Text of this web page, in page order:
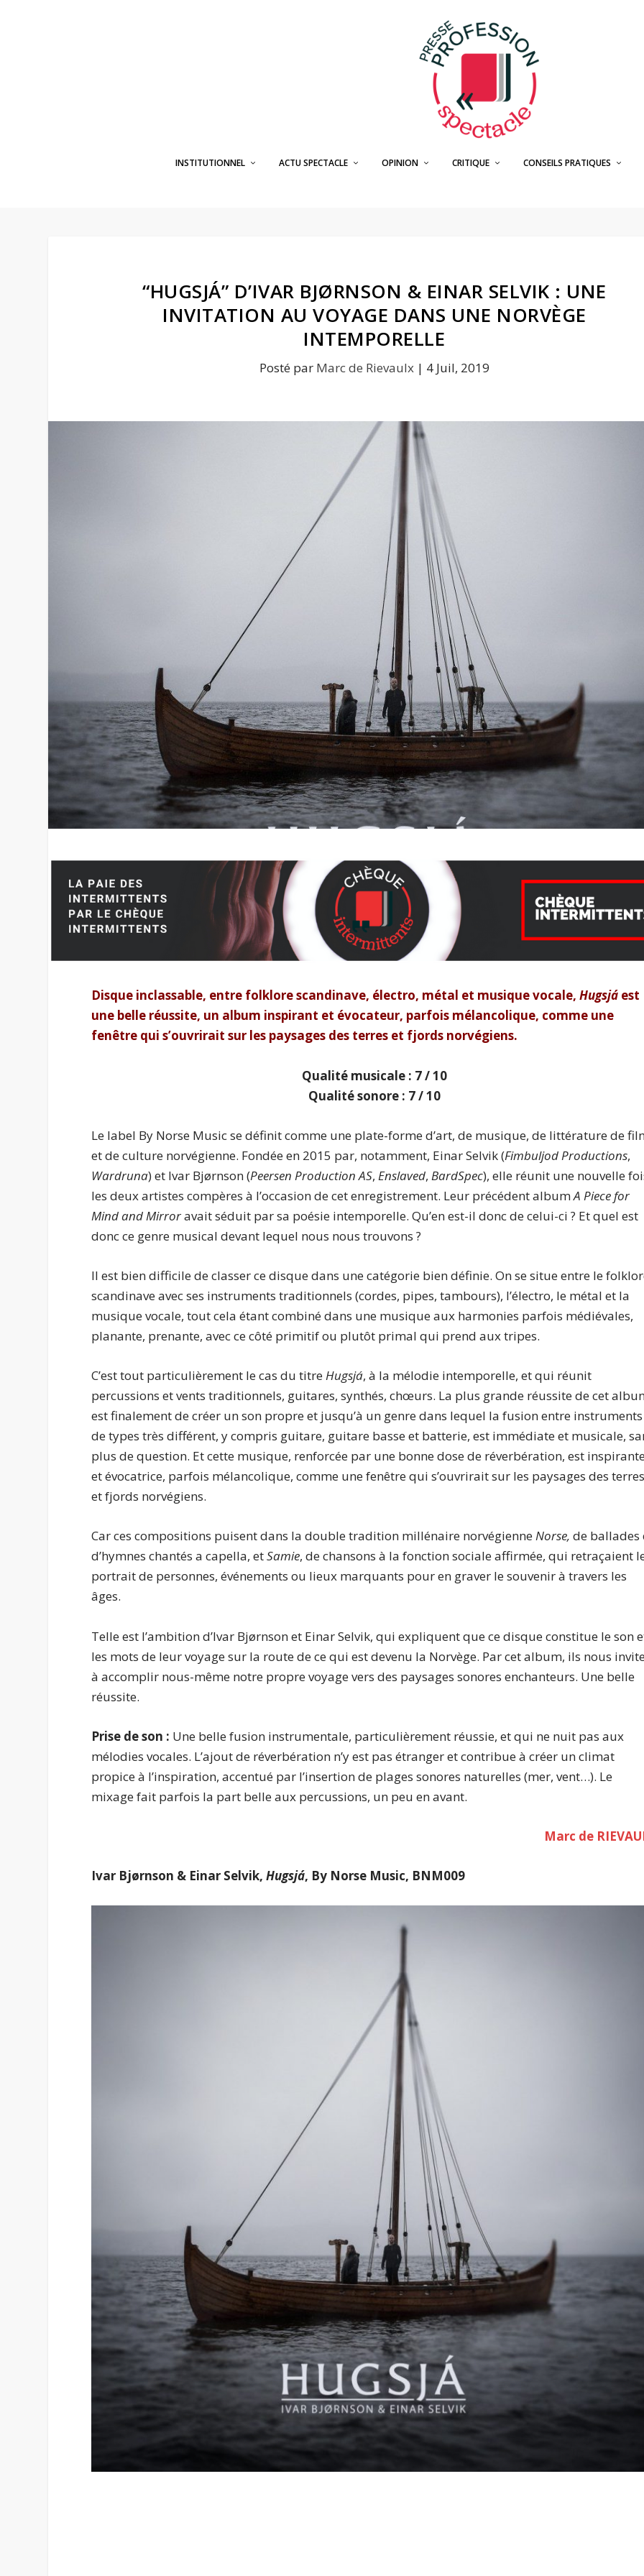
INSTITUTIONNEL ACTU SPECTACLE OPINION CRITIQUE CONSEILS PRATIQUES
“HUGSJÁ” D’IVAR BJØRNSON & EINAR SELVIK : UNE
INVITATION AU VOYAGE DANS UNE NORVÈGE
INTEMPORELLE
Posté par Marc de Rievaulx| 4 Juil, 2019
Disque inclassable, entre folklore scandinave, électro, métal et musique vocale,Hugsjá est
une belle réussite, un album inspirant et évocateur, parfois mélancolique, comme une
fenêtre qui s’ouvrirait sur les paysages des terres et fjords norvégiens.
Qualité musicale : 7 / 10
Qualité sonore : 7 / 10
Le label By Norse Music se définit comme une plate-forme d’art, de musique, de littérature de
et de culture norvégienne. Fondée en 2015 par, notamment, Einar Selvik (Fimbuljod Productions,
Wardruna) et Ivar Bjørnson (Peersen Production AS, Enslaved,BardSpec), elle réunit une nouvelle
les deux artistes compères à l’occasion de cet enregistrement. Leur précédent albumA Piece for
Mind and Mirroravait séduit par sa poésie intemporelle. Qu’en est-il donc de celui-ci ? Et quel est
donc ce genre musical devant lequel nous nous trouvons ?
Il est bien difficile de classer ce disque dans une catégorie bien définie. On se situe entre le
scandinave avec ses instruments traditionnels (cordes, pipes, tambours), l’électro, le métal et la
musique vocale, tout cela étant combiné dans une musique aux harmonies parfois médiévales,
planante, prenante, avec ce côté primitif ou plutôt primal qui prend aux tripes.
C’est tout particulièrement le cas du titreHugsjá, à la mélodie intemporelle, et qui réunit
percussions et vents traditionnels, guitares, synthés, chœurs. La plus grande réussite de cet
est finalement de créer un son propre et jusqu’à un genre dans lequel la fusion entre instruments
de types très différent, y compris guitare, guitare basse et batterie, est immédiate et musicale,
plus de question. Et cette musique, renforcée par une bonne dose de réverbération, est inspirante
et évocatrice, parfois mélancolique, comme une fenêtre qui s’ouvrirait sur les paysages des terres
et fjords norvégiens.
Car ces compositions puisent dans la double tradition millénaire norvégienneNorse, de ballades
d’hymnes chantés a capella, etSamie, de chansons à la fonction sociale affirmée, qui retraçaient
portrait de personnes, événements ou lieux marquants pour en graver le souvenir à travers les
âges.
Telle est l’ambition d’Ivar Bjørnson et Einar Selvik, qui expliquent que ce disque constitue le son
les mots de leur voyage sur la route de ce qui est devenu la Norvège. Par cet album, ils nous
à accomplir nous-même notre propre voyage vers des paysages sonores enchanteurs. Une belle
réussite.
Prise de son : Une belle fusion instrumentale, particulièrement réussie, et qui ne nuit pas aux
mélodies vocales. L’ajout de réverbération n’y est pas étranger et contribue à créer un climat
propice à l’inspiration, accentué par l’insertion de plages sonores naturelles (mer, vent…). Le
mixage fait parfois la part belle aux percussions, un peu en avant.
Marc de
Ivar Bjørnson & Einar Selvik,Hugsjá, By Norse Music, BNM009